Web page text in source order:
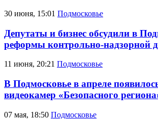
30 июня, 15:01 Подмосковье
Депутаты и бизнес обсудили в
реформы контрольно-надзорной
11 июня, 20:21 Подмосковье
В Подмосковье в апреле
видеокамер «Безопасного
07 мая, 18:50 Подмосковье